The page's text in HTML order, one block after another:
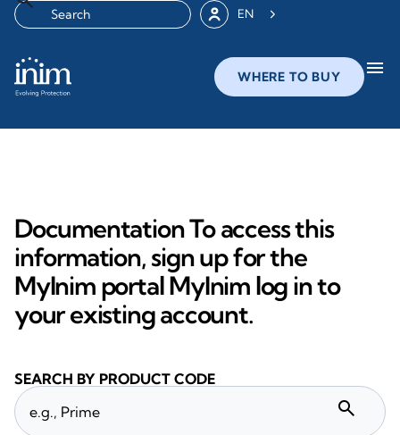
EN
WHERE TO BUY menu
Documentation To access this
information, sign up for the
MyInim portal MyInim log in to
your existing account.
SEARCH BY PRODUCT CODE
search